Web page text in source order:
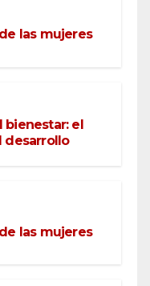
las mujeres
bienestar: el
desarrollo
las mujeres